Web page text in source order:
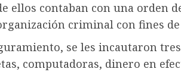
ellos contaban con una orden
criminal con fines
se les incautaron
computadoras, dinero en